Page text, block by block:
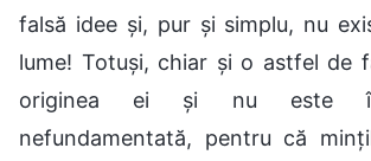
falsă idee și, pur și simplu, nu
lume! Totuși, chiar și o astfel de
originea ei și nu este
nefundamentată, pentru că